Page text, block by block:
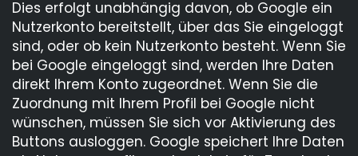
Dies erfolgt unabhängig davon, ob Google ein
Nutzerkonto bereitstellt, über das Sie eingeloggt
sind, oder ob kein Nutzerkonto besteht. Wenn Sie
bei Google eingeloggt sind, werden Ihre Daten
direkt Ihrem Konto zugeordnet. Wenn Sie die
Zuordnung mit Ihrem Profil bei Google nicht
wünschen, müssen Sie sich vor Aktivierung des
Buttons ausloggen. Google speichert Ihre Daten